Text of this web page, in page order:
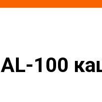
100